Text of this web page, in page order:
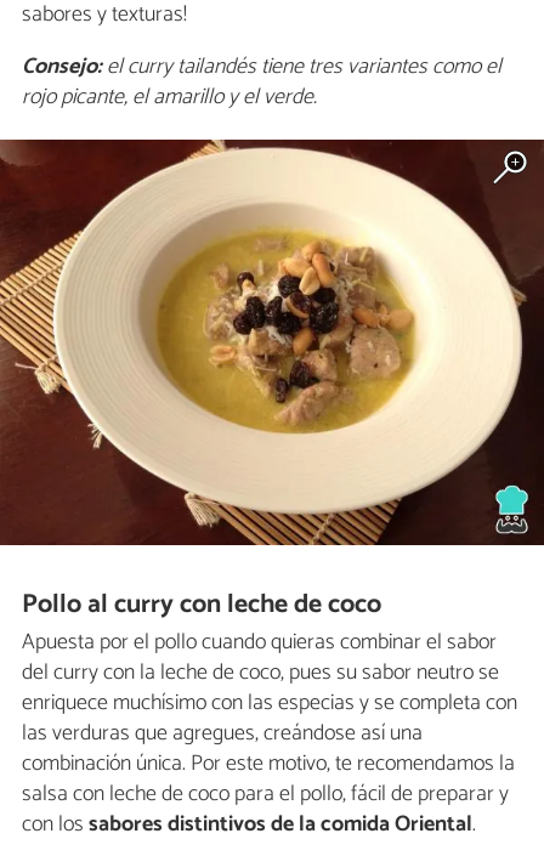
sabores y texturas!
Consejo:el curry tailandés tiene tres variantes como el
rojo picante, el amarillo y el verde.
Pollo al curry con leche de coco
Apuesta por el pollo cuando quieras combinar el sabor
del curry con la leche de coco, pues su sabor neutro se
enriquece muchísimo con las especias y se completa con
las verduras que agregues, creándose así una
combinación única. Por este motivo, te recomendamos la
salsa con leche de coco para el pollo, fácil de preparar y
con lossabores distintivos de la comida Oriental.